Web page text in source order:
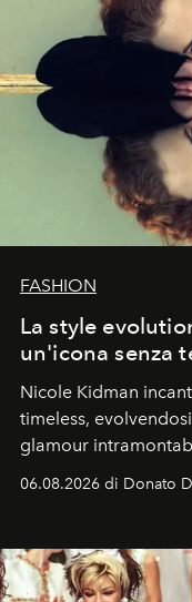
FASHION
La style
un'icona senza
Nicole Kidman
timeless,
glamour
Italia la sua style
06.08.2026 di Donato